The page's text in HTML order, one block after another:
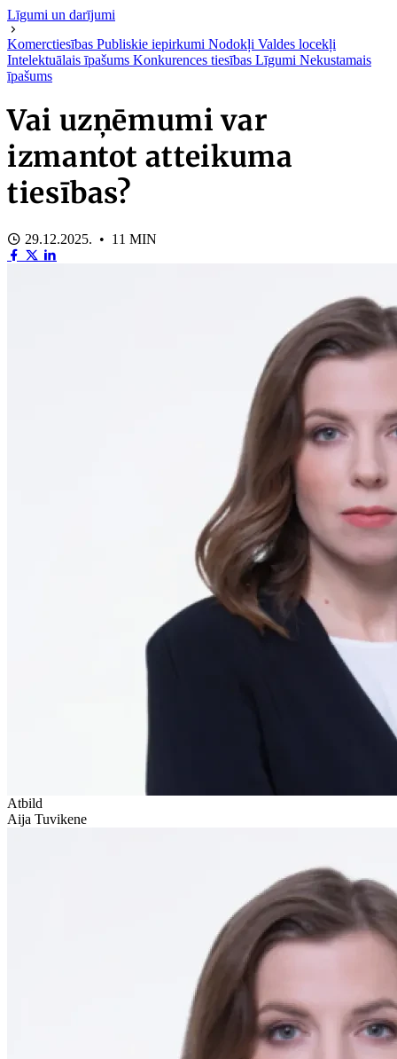
Līgumi un darījumi
Komerctiesības Publiskie iepirkumi Nodokļi Valdes locekļi
Intelektuālais īpašums Konkurences tiesības Līgumi Nekustamais
īpašums
Vai uzņēmumi var
izmantot atteikuma
tiesības?
29.12.2025. • 11 MIN
Atbild
Aija Tuvikene